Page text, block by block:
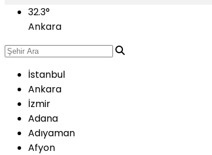
32.3°
Ankara
İstanbul
Ankara
İzmir
Adana
Adıyaman
Afyon